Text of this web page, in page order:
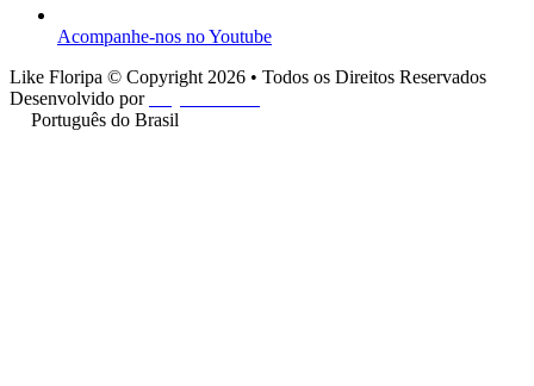
Acompanhe-nos no Youtube
Like Floripa © Copyright 2026 • Todos os Direitos Reservados
Desenvolvido por
Português do Brasil